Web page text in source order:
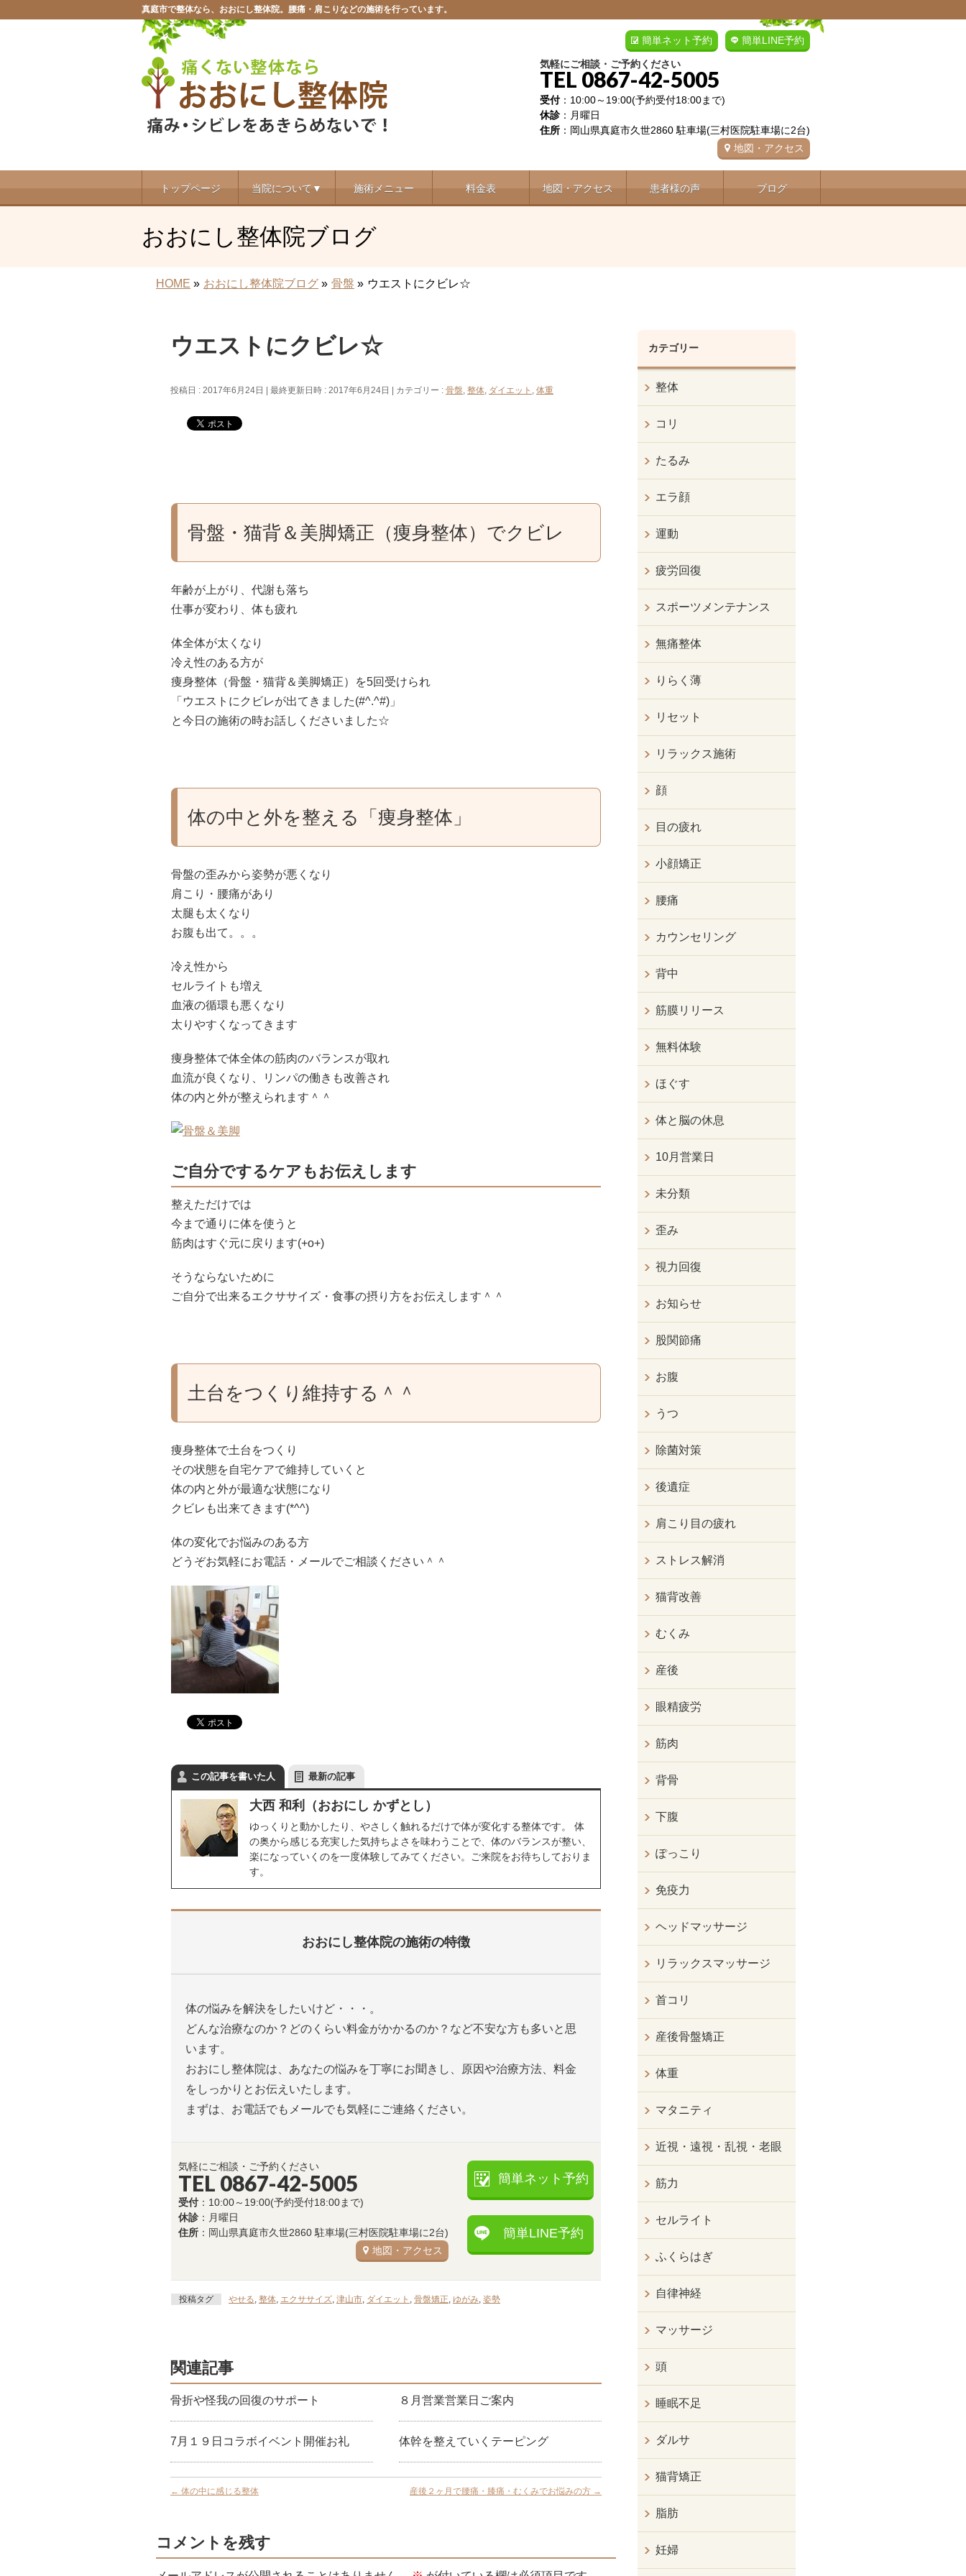
真庭市で整体なら、おおにし整体院。腰痛・肩こりなどの施術を行っています。
簡単LINE予約
簡単ネット予約
気軽にご相談・ご予約ください
TEL 0867-42-5005
受付：10:00～19:00(予約受付18:00まで)
休診：月曜日
住所 ：岡山県真庭市久世2860 駐車場(三村医院駐車場に2台)
地図・アクセス
トップページ 当院について▼ 施術メニュー 料金表 地図・アクセス 患者様の声 ブログ
おおにし整体院ブログ
HOME » おおにし整体院ブログ » 骨盤 » ウエストにクビレ☆
ウエストにクビレ☆
投稿日 : 2017年6月24日 最終更新日時 : 2017年6月24日 カテゴリー : 骨盤, 整体, ダイエット , 体重
骨盤・猫背＆美脚矯正（痩身整体）でクビレ
年齢が上がり、代謝も落ち
仕事が変わり、体も疲れ
体全体が太くなり
冷え性のある方が
痩身整体（骨盤・猫背＆美脚矯正）を5回受けられ
「ウエストにクビレが出てきました(#^.^#)」
と今日の施術の時お話しくださいました☆
体の中と外を整える「痩身整体」
骨盤の歪みから姿勢が悪くなり
肩こり・腰痛があり
太腿も太くなり
お腹も出て。。。
冷え性から
セルライトも増え
血液の循環も悪くなり
太りやすくなってきます
痩身整体で体全体の筋肉のバランスが取れ
血流が良くなり、リンパの働きも改善され
体の内と外が整えられます＾＾
ご自分でするケアもお伝えします
整えただけでは
今まで通りに体を使うと
筋肉はすぐ元に戻ります(+o+)
そうならないために
ご自分で出来るエクササイズ・食事の摂り方をお伝えします＾＾
土台をつくり維持する＾＾
痩身整体で土台をつくり
その状態を自宅ケアで維持していくと
体の内と外が最適な状態になり
クビレも出来てきます(*^^)
体の変化でお悩みのある方
どうぞお気軽にお電話・メールでご相談ください＾＾
この記事を書いた人 最新の記事
大西 和利（おおにし かずとし）
ゆっくりと動かしたり、やさしく触れるだけで体が変化する整体です。 体
の奥から感じる充実した気持ちよさを味わうことで、体のバランスが整い、
楽になっていくのを一度体験してみてください。ご来院をお待ちしておりま
す。
おおにし整体院の施術の特徴
体の悩みを解決をしたいけど・・・。
どんな治療なのか？どのくらい料金がかかるのか？など不安な方も多いと思
います。
おおにし整体院は、あなたの悩みを丁寧にお聞きし、原因や治療方法、料金
をしっかりとお伝えいたします。
まずは、お電話でもメールでも気軽にご連絡ください。
気軽にご相談・ご予約ください
TEL 0867-42-5005
受付 ：10:00～19:00(予約受付18:00まで)
休診 ：月曜日
住所 ：岡山県真庭市久世2860 駐車場(三村医院駐車場に2台)
地図・アクセス
簡単ネット予約
簡単LINE予約
投稿タグ やせる, 整体, エクササイズ, 津山市, ダイエット , 骨盤矯正, ゆがみ, 姿勢
関連記事
骨折や怪我の回復のサポート ８月営業営業日ご案内
7月１９日コラボイベント開催お礼 体幹を整えていくテーピング
← 体の中に感じる整体 産後２ヶ月で腰痛・膝痛・むくみでお悩みの方 →
コメントを残す
カテゴリー
整体
コリ
たるみ
エラ顔
運動
疲労回復
スポーツメンテナンス
無痛整体
りらく薄
リセット
リラックス施術
顔
目の疲れ
小顔矯正
腰痛
カウンセリング
背中
筋膜リリース
無料体験
ほぐす
体と脳の休息
10月営業日
未分類
歪み
視力回復
お知らせ
股関節痛
お腹
うつ
除菌対策
後遺症
肩こり目の疲れ
ストレス解消
猫背改善
むくみ
産後
眼精疲労
筋肉
背骨
下腹
ぽっこり
免疫力
ヘッドマッサージ
リラックスマッサージ
首コリ
産後骨盤矯正
体重
マタニティ
近視・遠視・乱視・老眼
筋力
セルライト
ふくらはぎ
自律神経
マッサージ
頭
睡眠不足
ダルサ
猫背矯正
脂肪
妊婦